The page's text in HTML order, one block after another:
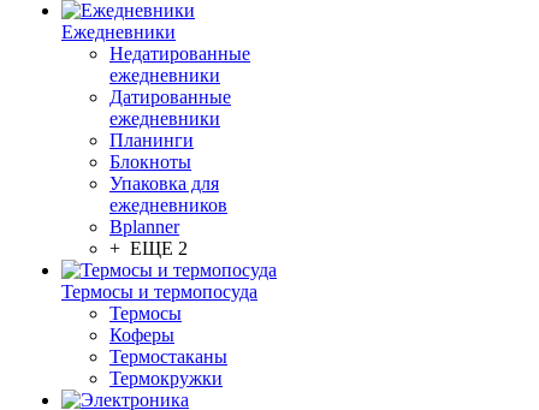
Ежедневники
Недатированные
ежедневники
Датированные
ежедневники
Планинги
Блокноты
Упаковка для
ежедневников
Bplanner
+ ЕЩЕ 2
Термосы и термопосуда
Термосы
Коферы
Термостаканы
Термокружки